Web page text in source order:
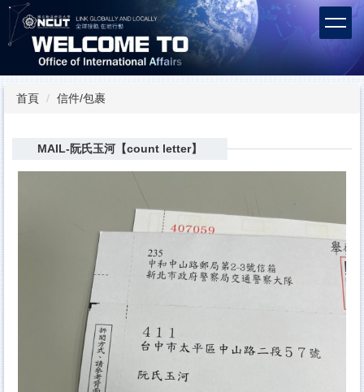
跳
到
主
內
容首頁 信件/包裹
MAIL-阮氏玉河【count letter】